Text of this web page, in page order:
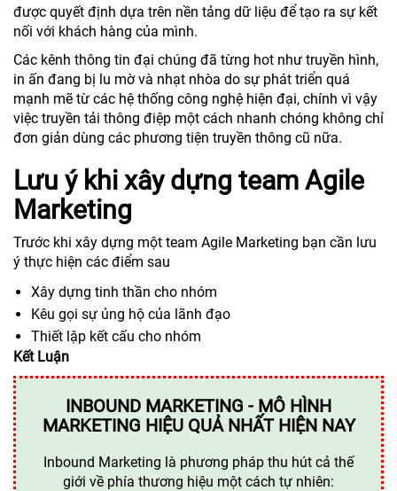
được quyết định dựa trên nền tảng dữ liệu để tạo ra sự kết
nối với khách hàng của mình.
Các kênh thông tin đại chúng đã từng hot như truyền hình,
in ấn đang bị lu mờ và nhạt nhòa do sự phát triển quá
mạnh mẽ từ các hệ thống công nghệ hiện đại, chính vì vậy
việc truyền tải thông điệp một cách nhanh chóng không chỉ
đơn giản dùng các phương tiện truyền thông cũ nữa.
Lưu ý khi xây dựng team Agile
Marketing
Trước khi xây dựng một team Agile Marketing bạn cần lưu
ý thực hiện các điểm sau
Xây dựng tinh thần cho nhóm
Kêu gọi sự ủng hộ của lãnh đạo
Thiết lập kết cấu cho nhóm
Kết Luận
INBOUND MARKETING - MÔ HÌNH
MARKETING HIỆU QUẢ NHẤT HIỆN NAY
Inbound Marketing là phương pháp thu hút cả thế
giới về phía thương hiệu một cách tự nhiên: